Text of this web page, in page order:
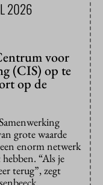
2026
voor
(CIS) op te
op de
grote waarde
enorm netwerk
“Als je
terug”, zegt